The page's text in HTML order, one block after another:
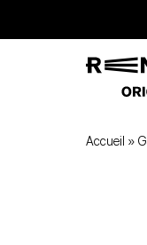
Accueil »